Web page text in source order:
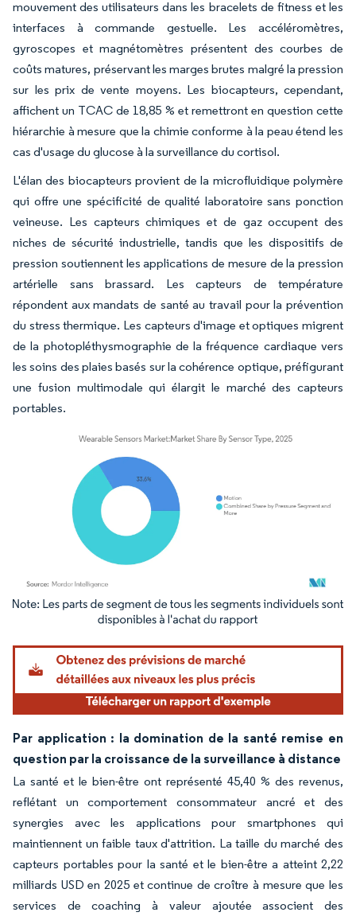
mouvement des utilisateurs dans les bracelets de fitness et les
interfaces à commande gestuelle. Les accéléromètres,
gyroscopes et magnétomètres présentent des courbes de
coûts matures, préservant les marges brutes malgré la pression
sur les prix de vente moyens. Les biocapteurs, cependant,
affichent un TCAC de 18,85 % et remettront en question cette
hiérarchie à mesure que la chimie conforme à la peau étend les
cas d'usage du glucose à la surveillance du cortisol.
L'élan des biocapteurs provient de la microfluidique polymère
qui offre une spécificité de qualité laboratoire sans ponction
veineuse. Les capteurs chimiques et de gaz occupent des
niches de sécurité industrielle, tandis que les dispositifs de
pression soutiennent les applications de mesure de la pression
artérielle sans brassard. Les capteurs de température
répondent aux mandats de santé au travail pour la prévention
du stress thermique. Les capteurs d'image et optiques migrent
de la photopléthysmographie de la fréquence cardiaque vers
les soins des plaies basés sur la cohérence optique, préfigurant
une fusion multimodale qui élargit le marché des capteurs
portables.
Image © Mordor Intelligence. La réutilisation nécessite une attribution sous CC BY
Par application : la domination de la santé remise en
question par la croissance de la surveillance à distance
La santé et le bien-être ont représenté 45,40 % des revenus,
reflétant un comportement consommateur ancré et des
synergies avec les applications pour smartphones qui
maintiennent un faible taux d'attrition. La taille du marché des
capteurs portables pour la santé et le bien-être a atteint 2,22
milliards USD en 2025 et continue de croître à mesure que les
services de coaching à valeur ajoutée associent des